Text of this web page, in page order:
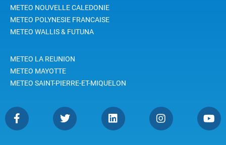
METEO NOUVELLE CALEDONIE
METEO POLYNESIE FRANCAISE
METEO WALLIS & FUTUNA
METEO LA REUNION
METEO MAYOTTE
METEO SAINT-PIERRE-ET-MIQUELON